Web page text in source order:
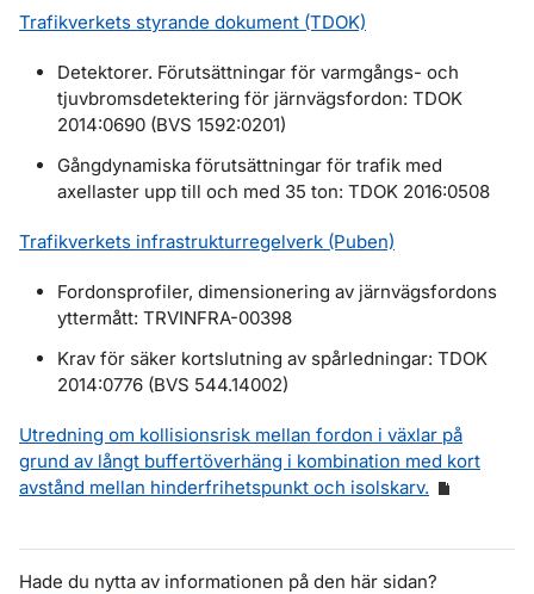
Trafikverkets styrande dokument (TDOK)
Detektorer. Förutsättningar för varmgångs- och
tjuvbromsdetektering för järnvägsfordon: TDOK
2014:0690 (BVS 1592:0201)
Gångdynamiska förutsättningar för trafik med
axellaster upp till och med 35 ton: TDOK 2016:0508
Trafikverkets infrastrukturregelverk (Puben)
Fordonsprofiler, dimensionering av järnvägsfordons
yttermått: TRVINFRA-00398
Krav för säker kortslutning av spårledningar: TDOK
2014:0776 (BVS 544.14002)
Utredning om kollisionsrisk mellan fordon i växlar på
grund av långt buffertöverhäng i kombination med kort
avstånd mellan hinderfrihetspunkt och isolskarv.
Hade du nytta av informationen på den här sidan?